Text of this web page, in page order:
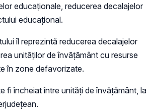
educaționale, reducerea decalajelor
educațional.
îl reprezintă reducerea decalajelor
unităților de învățământ cu resurse
în zone defavorizate.
fi încheiat între unități de învățământ, la